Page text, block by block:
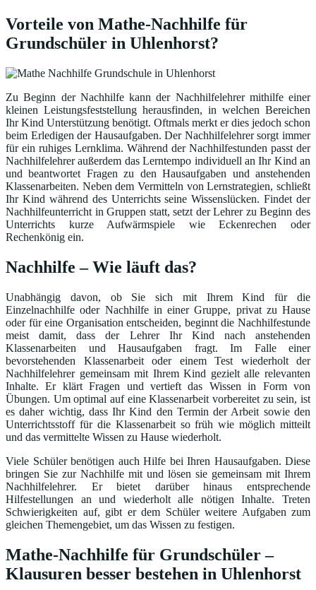
Vorteile von Mathe-Nachhilfe für
Grundschüler in Uhlenhorst?
Zu Beginn der Nachhilfe kann der Nachhilfelehrer mithilfe einer
kleinen Leistungsfeststellung herausfinden, in welchen Bereichen
Ihr Kind Unterstützung benötigt. Oftmals merkt er dies jedoch schon
beim Erledigen der Hausaufgaben. Der Nachhilfelehrer sorgt immer
für ein ruhiges Lernklima. Während der Nachhilfestunden passt der
Nachhilfelehrer außerdem das Lerntempo individuell an Ihr Kind an
und beantwortet Fragen zu den Hausaufgaben und anstehenden
Klassenarbeiten. Neben dem Vermitteln von Lernstrategien, schließt
Ihr Kind während des Unterrichts seine Wissenslücken. Findet der
Nachhilfeunterricht in Gruppen statt, setzt der Lehrer zu Beginn des
Unterrichts kurze Aufwärmspiele wie Eckenrechen oder
Rechenkönig ein.
Nachhilfe – Wie läuft das?
Unabhängig davon, ob Sie sich mit Ihrem Kind für die
Einzelnachhilfe oder Nachhilfe in einer Gruppe, privat zu Hause
oder für eine Organisation entscheiden, beginnt die Nachhilfestunde
meist damit, dass der Lehrer Ihr Kind nach anstehenden
Klassenarbeiten und Hausaufgaben fragt. Im Falle einer
bevorstehenden Klassenarbeit oder einem Test wiederholt der
Nachhilfelehrer gemeinsam mit Ihrem Kind gezielt alle relevanten
Inhalte. Er klärt Fragen und vertieft das Wissen in Form von
Übungen. Um optimal auf eine Klassenarbeit vorbereitet zu sein, ist
es daher wichtig, dass Ihr Kind den Termin der Arbeit sowie den
Unterrichtsstoff für die Klassenarbeit so früh wie möglich mitteilt
und das vermittelte Wissen zu Hause wiederholt.
Viele Schüler benötigen auch Hilfe bei Ihren Hausaufgaben. Diese
bringen Sie zur Nachhilfe mit und lösen sie gemeinsam mit Ihrem
Nachhilfelehrer. Er bietet darüber hinaus entsprechende
Hilfestellungen an und wiederholt alle nötigen Inhalte. Treten
Schwierigkeiten auf, gibt er dem Schüler weitere Aufgaben zum
gleichen Themengebiet, um das Wissen zu festigen.
Mathe-Nachhilfe für Grundschüler –
Klausuren besser bestehen in Uhlenhorst